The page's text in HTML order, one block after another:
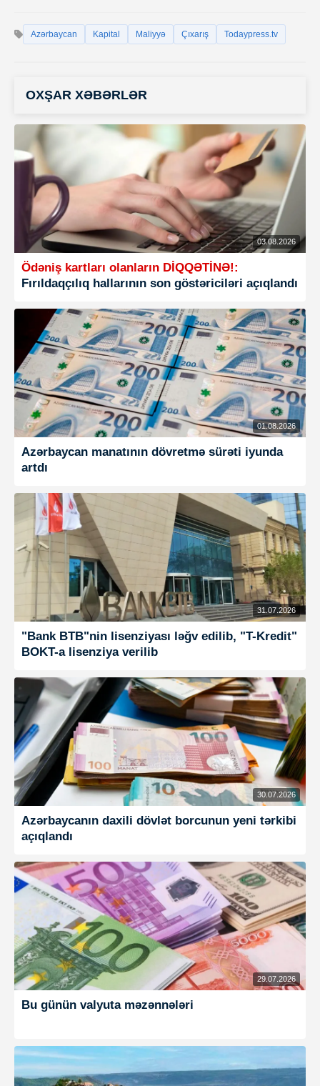
Azərbaycan Kapital Maliyyə Çıxarış Todaypress.tv
OXŞAR XƏBƏRLƏR
03.08.2026
Ödəniş kartları olanların DİQQƏTİNƏ!:
Fırıldaqçılıq hallarının son göstəriciləri açıqlandı
01.08.2026
Azərbaycan manatının dövretmə sürəti iyunda
artdı
31.07.2026
"Bank BTB"nin lisenziyası ləğv edilib, "T-Kredit"
BOKT-a lisenziya verilib
30.07.2026
Azərbaycanın daxili dövlət borcunun yeni tərkibi
açıqlandı
29.07.2026
Bu günün valyuta məzənnələri